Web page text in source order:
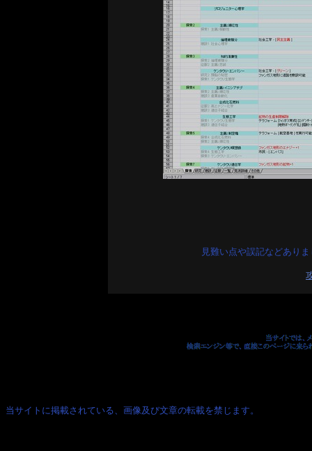
見難い点や誤記などあり
当サイトに掲載されている、画像及び文章の転載を禁じます。